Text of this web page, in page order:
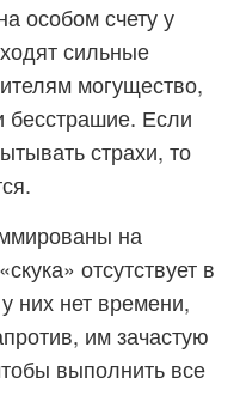
особом счету у
сильные
могущество,
бесстрашие. Если
страхи, то
на
отсутствует в
них нет времени,
им зачастую
выполнить все